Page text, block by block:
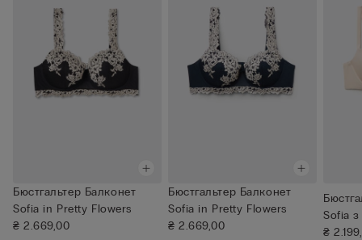
Бюстгальтер Балконет
Sofia in Pretty Flowers
₴ 2.669,00
Бюстгальтер Балконет
Sofia in Pretty Flowers
₴ 2.669,00
Sofia
₴